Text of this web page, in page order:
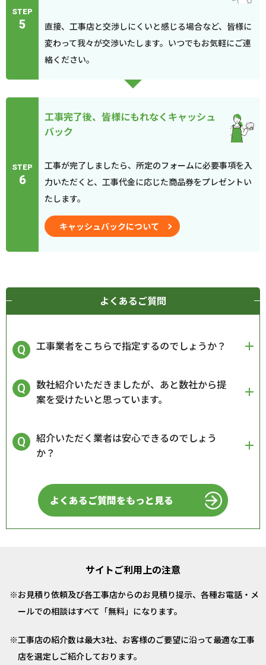
STEP
5
直接、工事店と交渉しにくいと感じる場合など、皆様に
変わって我々が交渉いたします。いつでもお気軽にご連
絡ください。
STEP
6
工事完了後、皆様にもれなくキャッシュ
バック
工事が完了しましたら、所定のフォームに必要事項を入
力いただくと、工事代金に応じた商品券をプレゼントい
たします。
キャッシュバックについて
よくあるご質問
工事業者をこちらで指定するのでしょうか？
数社紹介いただきましたが、あと数社から提
案を受けたいと思っています。
紹介いただく業者は安心できるのでしょう
か？
よくあるご質問をもっと見る
サイトご利用上の注意
お見積り依頼及び各工事店からのお見積り提示、各種お電話・メ
ールでの相談はすべて「無料」になります。
工事店の紹介数は最大3社、お客様のご要望に沿って最適な工事
店を選定しご紹介しております。